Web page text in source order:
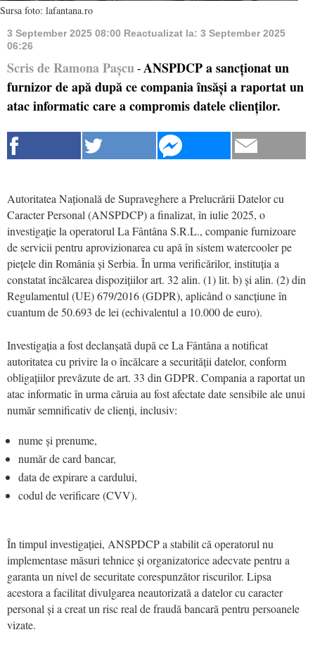
Sursa foto: lafantana.ro
3 September 2025 08:00 Reactualizat la: 3 September 2025
06:26
Scris de Ramona Pașcu - ANSPDCP a sancționat un
furnizor de apă după ce compania însăși a raportat un
atac informatic care a compromis datele clienților.
Autoritatea Națională de Supraveghere a Prelucrării Datelor cu
Caracter Personal (ANSPDCP) a finalizat, în iulie 2025, o
investigație la operatorul La Fântâna S.R.L., companie furnizoare
de servicii pentru aprovizionarea cu apă în sistem watercooler pe
piețele din România și Serbia. În urma verificărilor, instituția a
constatat încălcarea dispozițiilor art. 32 alin. (1) lit. b) și alin. (2) din
Regulamentul (UE) 679/2016 (GDPR), aplicând o sancțiune în
cuantum de 50.693 de lei (echivalentul a 10.000 de euro).
Investigația a fost declanșată după ce La Fântâna a notificat
autoritatea cu privire la o încălcare a securității datelor, conform
obligațiilor prevăzute de art. 33 din GDPR. Compania a raportat un
atac informatic în urma căruia au fost afectate date sensibile ale unui
număr semnificativ de clienți, inclusiv:
nume și prenume,
număr de card bancar,
data de expirare a cardului,
codul de verificare (CVV).
În timpul investigației, ANSPDCP a stabilit că operatorul nu
implementase măsuri tehnice și organizatorice adecvate pentru a
garanta un nivel de securitate corespunzător riscurilor. Lipsa
acestora a facilitat divulgarea neautorizată a datelor cu caracter
personal și a creat un risc real de fraudă bancară pentru persoanele
vizate.